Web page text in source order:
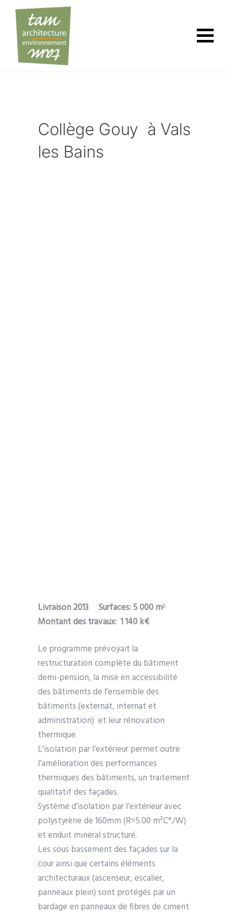
Collège Gouy à Vals
les Bains
Livraison 2013 Surfaces: 5 000 m2.
Montant des travaux: 1 140 k€
Le programme prévoyait la
restructuration complète du bâtiment
demi-pension, la mise en accessibilité
des bâtiments de l’ensemble des
bâtiments (externat, internat et
administration) et leur rénovation
thermique.
L’isolation par l’extérieur permet outre
l’amélioration des performances
thermiques des bâtiments, un traitement
qualitatif des façades.
Système d’isolation par l’extérieur avec
polystyrène de 160mm (R=5.00 m²C°/W)
et enduit minéral structuré.
Les sous bassement des façades sur la
cour ainsi que certains éléments
architecturaux (ascenseur, escalier,
panneaux plein) sont protégés par un
bardage en panneaux de fibres de ciment